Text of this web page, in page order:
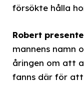
försökte hålla
Robert
mannens namn
åringen om att
fanns där för att